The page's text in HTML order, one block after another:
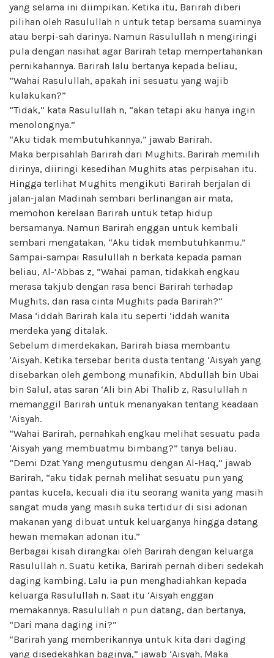
yang selama ini diimpikan. Ketika itu, Barirah diberi
pilihan oleh Rasulullah n untuk tetap bersama suaminya
atau berpi-sah darinya. Namun Rasulullah n mengiringi
pula dengan nasihat agar Barirah tetap mempertahankan
pernikahannya. Barirah lalu bertanya kepada beliau,
“Wahai Rasulullah, apakah ini sesuatu yang wajib
kulakukan?”
“Tidak,” kata Rasulullah n, “akan tetapi aku hanya ingin
menolongnya.”
“Aku tidak membutuhkannya,” jawab Barirah.
Maka berpisahlah Barirah dari Mughits. Barirah memilih
dirinya, diiringi kesedihan Mughits atas perpisahan itu.
Hingga terlihat Mughits mengikuti Barirah berjalan di
jalan-jalan Madinah sembari berlinangan air mata,
memohon kerelaan Barirah untuk tetap hidup
bersamanya. Namun Barirah enggan untuk kembali
sembari mengatakan, “Aku tidak membutuhkanmu.”
Sampai-sampai Rasulullah n berkata kepada paman
beliau, Al-’Abbas z, “Wahai paman, tidakkah engkau
merasa takjub dengan rasa benci Barirah terhadap
Mughits, dan rasa cinta Mughits pada Barirah?”
Masa ‘iddah Barirah kala itu seperti ‘iddah wanita
merdeka yang ditalak.
Sebelum dimerdekakan, Barirah biasa membantu
‘Aisyah. Ketika tersebar berita dusta tentang ‘Aisyah yang
disebarkan oleh gembong munafikin, Abdullah bin Ubai
bin Salul, atas saran ‘Ali bin Abi Thalib z, Rasulullah n
memanggil Barirah untuk menanyakan tentang keadaan
‘Aisyah.
“Wahai Barirah, pernahkah engkau melihat sesuatu pada
‘Aisyah yang membuatmu bimbang?” tanya beliau.
“Demi Dzat Yang mengutusmu dengan Al-Haq,” jawab
Barirah, “aku tidak pernah melihat sesuatu pun yang
pantas kucela, kecuali dia itu seorang wanita yang masih
sangat muda yang masih suka tertidur di sisi adonan
makanan yang dibuat untuk keluarganya hingga datang
hewan memakan adonan itu.”
Berbagai kisah dirangkai oleh Barirah dengan keluarga
Rasulullah n. Suatu ketika, Barirah pernah diberi sedekah
daging kambing. Lalu ia pun menghadiahkan kepada
keluarga Rasulullah n. Saat itu ‘Aisyah enggan
memakannya. Rasulullah n pun datang, dan bertanya,
“Dari mana daging ini?”
“Barirah yang memberikannya untuk kita dari daging
yang disedekahkan baginya,” jawab ‘Aisyah. Maka